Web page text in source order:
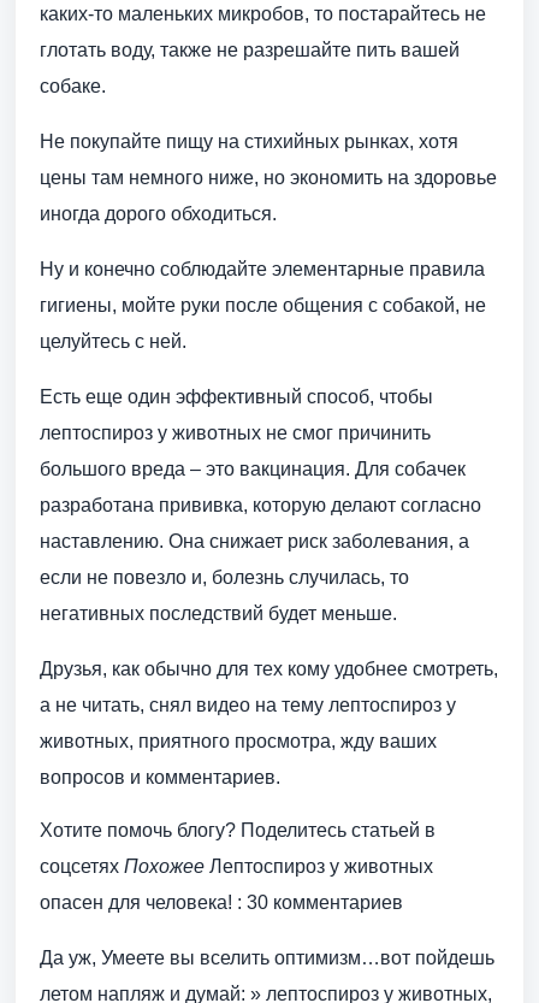
каких-то маленьких микробов, то постарайтесь не
глотать воду, также не разрешайте пить вашей
собаке.
Не покупайте пищу на стихийных рынках, хотя
цены там немного ниже, но экономить на здоровье
иногда дорого обходиться.
Ну и конечно соблюдайте элементарные правила
гигиены, мойте руки после общения с собакой, не
целуйтесь с ней.
Есть еще один эффективный способ, чтобы
лептоспироз у животных не смог причинить
большого вреда – это вакцинация. Для собачек
разработана прививка, которую делают согласно
наставлению. Она снижает риск заболевания, а
если не повезло и, болезнь случилась, то
негативных последствий будет меньше.
Друзья, как обычно для тех кому удобнее смотреть,
а не читать, снял видео на тему лептоспироз у
животных, приятного просмотра, жду ваших
вопросов и комментариев.
Хотите помочь блогу? Поделитесь статьей в
соцсетях Похожее Лептоспироз у животных
опасен для человека! : 30 комментариев
Да уж, Умеете вы вселить оптимизм…вот пойдешь
летом напляж и думай: » лептоспироз у животных,